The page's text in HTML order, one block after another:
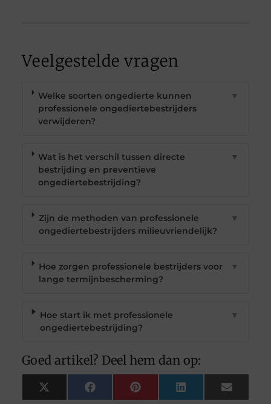
Veelgestelde vragen
Welke soorten ongedierte kunnen
professionele ongediertebestrijders
verwijderen?
▼
Wat is het verschil tussen directe
bestrijding en preventieve
ongediertebestrijding?
▼
Zijn de methoden van professionele
ongediertebestrijders milieuvriendelijk?
▼
Hoe zorgen professionele bestrijders voor
lange termijnbescherming?
▼
Hoe start ik met professionele
ongediertebestrijding?
▼
Goed artikel? Deel hem dan op:
X
(Twitter)
FacebookPinterest LinkedIn Email